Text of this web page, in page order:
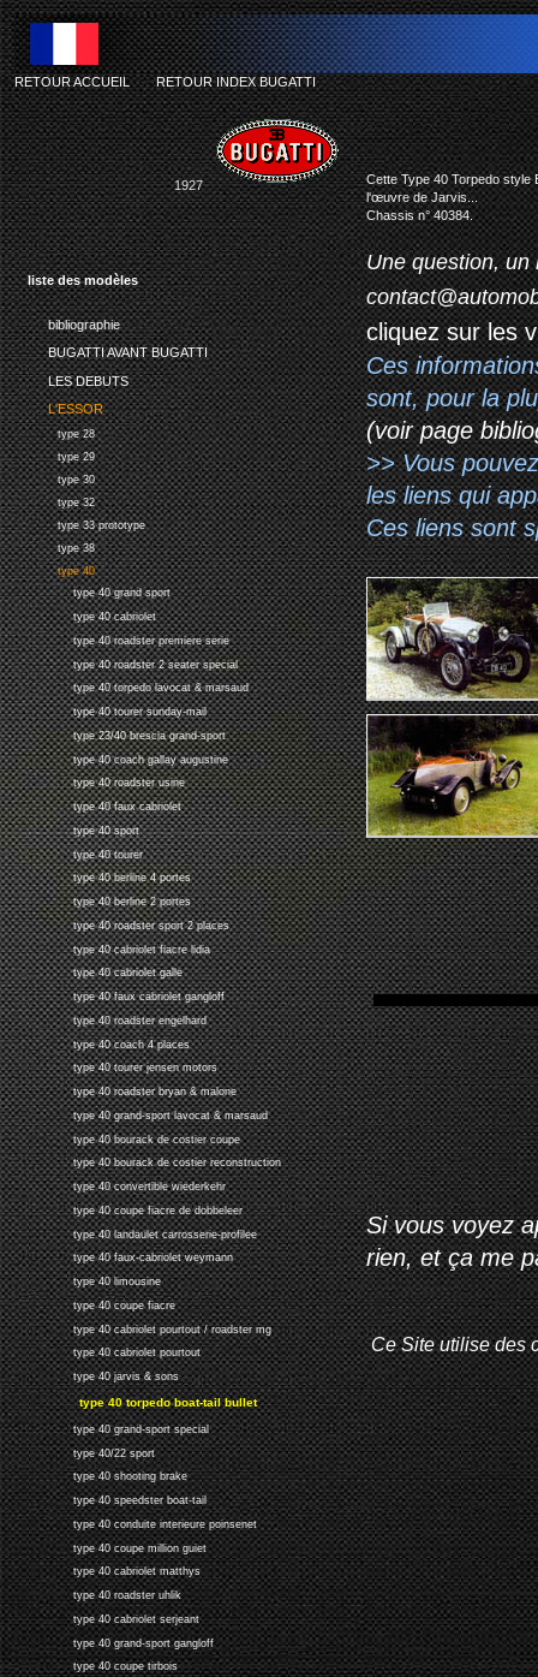
liste des modèles
bibliographie
BUGATTI AVANT BUGATTI
LES DEBUTS
L'ESSOR
type 28
type 29
type 30
type 32
type 33 prototype
type 38
type 40
type 40 grand sport
type 40 cabriolet
type 40 roadster premiere serie
type 40 roadster 2 seater special
type 40 torpedo lavocat & marsaud
type 40 tourer sunday-mail
type 23/40 brescia grand-sport
type 40 coach gallay augustine
type 40 roadster usine
type 40 faux cabriolet
type 40 sport
type 40 tourer
type 40 berline 4 portes
type 40 berline 2 portes
type 40 roadster sport 2 places
type 40 cabriolet fiacre lidia
type 40 cabriolet galle
type 40 faux cabriolet gangloff
type 40 roadster engelhard
type 40 coach 4 places
type 40 tourer jensen motors
type 40 roadster bryan & malone
type 40 grand-sport lavocat & marsaud
type 40 bourack de costier coupe
type 40 bourack de costier reconstruction
type 40 convertible wiederkehr
type 40 coupe fiacre de dobbeleer
type 40 landaulet carrosserie-profilee
type 40 faux-cabriolet weymann
type 40 limousine
type 40 coupe fiacre
type 40 cabriolet pourtout / roadster mg
type 40 cabriolet pourtout
type 40 jarvis & sons
type 40 torpedo boat-tail bullet
type 40 grand-sport special
type 40/22 sport
type 40 shooting brake
type 40 speedster boat-tail
type 40 conduite interieure poinsenet
type 40 coupe million guiet
type 40 cabriolet matthys
type 40 roadster uhlik
type 40 cabriolet serjeant
type 40 grand-sport gangloff
type 40 coupe tirbois
RETOUR ACCUEIL-RETOUR INDEX BUGATTI
1927
Cette Type 40 Torpedo style
l'œuvre de Jarvis...
Chassis n° 40384.
Une question, un
cliquez sur les
Ces
sont, pour la
(voir page
>> Vous
les liens qui
Ces liens sont
Si vous voyez
rien, et ça me
Ce Site utilise des